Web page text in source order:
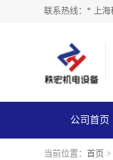
公司首页
当前位置： 首页 >